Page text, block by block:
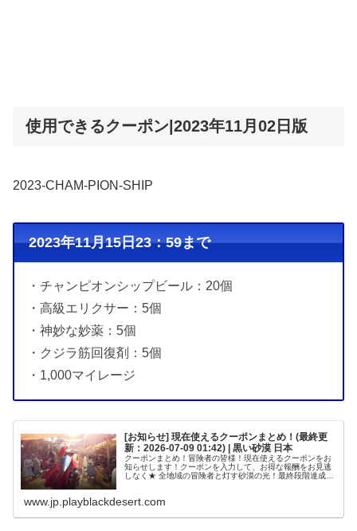
使用できるクーポン|2023年11月02日版
2023-CHAM-PION-SHIP
2023年11月15日23：59まで
・チャンピオンシップビール：20個
・高級エリクサー：5個
・神妙な妙薬：5個
・クジラ筋回復剤：5個
・1,000マイレージ
[お知らせ] 現在使えるクーポンまとめ！(最終更
新：2026-07-09 01:42) | 黒い砂漠 日本
クーポンまとめ！冒険者の皆様！現在使えるクーポンをお
知らせします！クーポンを入力して、お得な報酬をお見逃
しなく★ 全地域の冒険者と灯す砂漠の光！最終段階達成ク
www.jp.playblackdesert.com